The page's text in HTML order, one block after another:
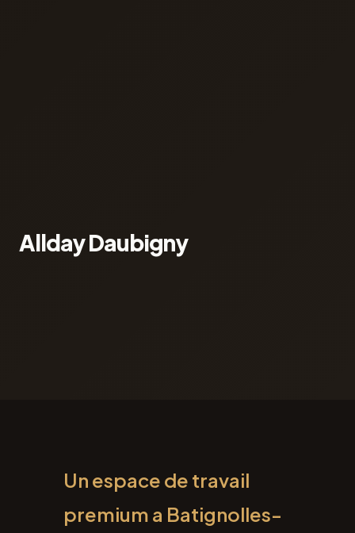
Allday Daubigny
Un espace de travail
premium a Batignolles-